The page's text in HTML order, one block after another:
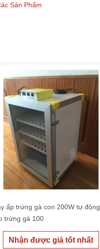
Sản Phẩm
ấp trứng gà con 200W tự động
trứng gà 100
Nhận được giá tốt nhất